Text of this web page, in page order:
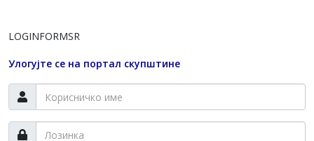
LOGINFORMSR
Улогујте се на портал скупштине